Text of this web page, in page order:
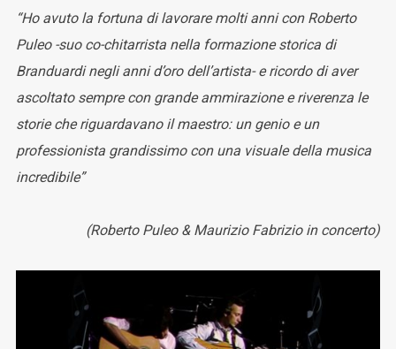
“Ho avuto la fortuna di lavorare molti anni con Roberto
Puleo -suo co-chitarrista nella formazione storica di
Branduardi negli anni d’oro dell’artista- e ricordo di aver
ascoltato sempre con grande ammirazione e riverenza le
storie che riguardavano il maestro: un genio e un
professionista grandissimo con una visuale della musica
incredibile”
(Roberto Puleo & Maurizio Fabrizio in concerto)